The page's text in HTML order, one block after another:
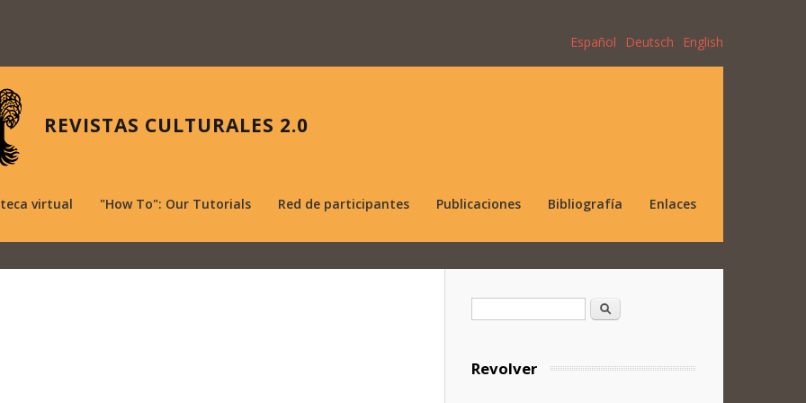
Español Deutsch English
REVISTAS CULTURALES 2.0
virtual "How To": Our Tutorials Red de participantes Publicaciones Bibliografía Enlaces
Formulario de búsqueda
Buscar
Revolver